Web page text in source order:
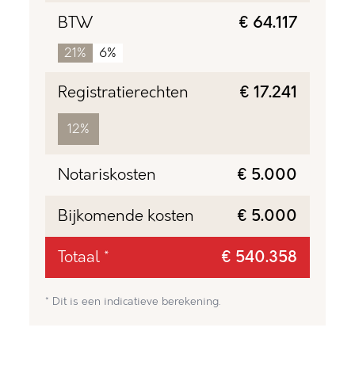
BTW
21% 6%
€ 64.117
Registratierechten
12%
€ 17.241
Notariskosten
€ 5.000
Bijkomende kosten
€ 5.000
Totaal *
€ 540.358
* Dit is een indicatieve berekening.